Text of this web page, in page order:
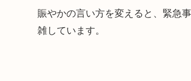
賑やかの言い方を変えると、緊急
雑しています。